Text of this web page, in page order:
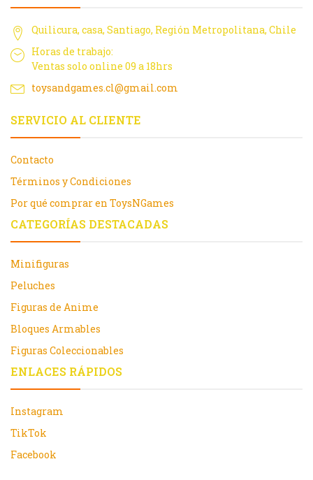
Quilicura, casa, Santiago, Región Metropolitana, Chile
Horas de trabajo:
Ventas solo online 09 a 18hrs
toysandgames.cl@gmail.com
SERVICIO AL CLIENTE
Contacto
Términos y Condiciones
Por qué comprar en ToysNGames
CATEGORÍAS DESTACADAS
Minifiguras
Peluches
Figuras de Anime
Bloques Armables
Figuras Coleccionables
ENLACES RÁPIDOS
Instagram
TikTok
Facebook